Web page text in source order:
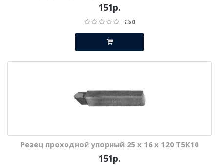
151р.
0
Резец проходной упорный 25 х 16 х 120 Т5К10
151р.